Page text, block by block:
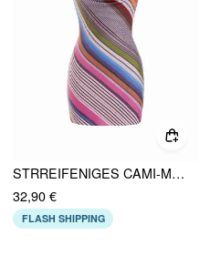
STRREIFENIGES CAMI-MINI-KLEID MIT RUNDHALSAUSSCHNITT
32,90 €
FLASH SHIPPING